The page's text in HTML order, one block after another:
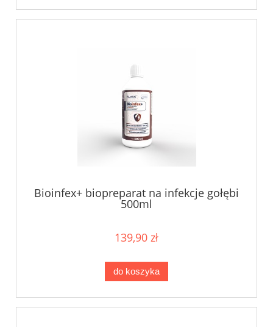
Bioinfex+ biopreparat na infekcje gołębi
500ml
139,90 zł
do koszyka